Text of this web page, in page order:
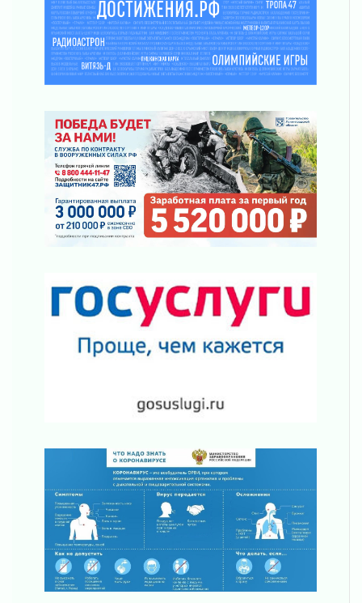
Часть медиков в Ленобласти сможет
рассчитывать на доплату от региона
03 августа 2026
За сутки в Ленинградской области
ликвидировали 10 пожаров
Клюква наливается, но в корзинку пока не
просится
03 августа 2026
Строительные компании Ленобласти
подняли зарплаты почти на 40% за год
03 августа 2026
Шесть новых жизней в честь дня рождения
Уроки безопасности для детей и взрослых
03 августа 2026
Ленобласть отмечает День Воздушно-
десантных войск
02 августа 2026
Ленобласть отметила заслуги жителей перед
02 августа 2026
Ладога — не пруд
02 августа 2026
ПСК через Гослуслуги напомнит жителям
Ленинградской области о неоплаченных
счетах
02 августа 2026
Пропавшего подростка нашли в Кировском